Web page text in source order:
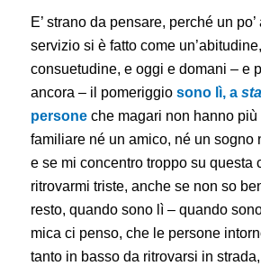
E’ strano da pensare, perché un
servizio si è fatto come
consuetudine, e oggi e domani – e
ancora – il pomeriggio sono lì, a
personeche magari non hanno più
familiare né un amico, né un sogno
e se mi concentro troppo su questa
ritrovarmi triste, anche se non so
resto, quando sono lì – quando
mica ci penso, che le persone
tanto in basso da ritrovarsi in